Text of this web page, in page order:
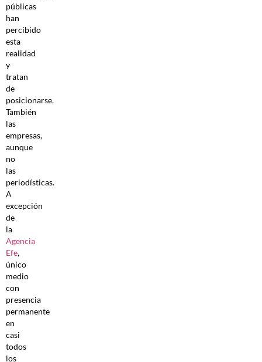
públicas
han
percibido
esta
realidad
y
tratan
de
posicionarse.
También
las
empresas,
aunque
no
las
periodísticas.
A
excepción
de
la
Agencia
Efe,
único
medio
con
presencia
permanente
en
casi
todos
los